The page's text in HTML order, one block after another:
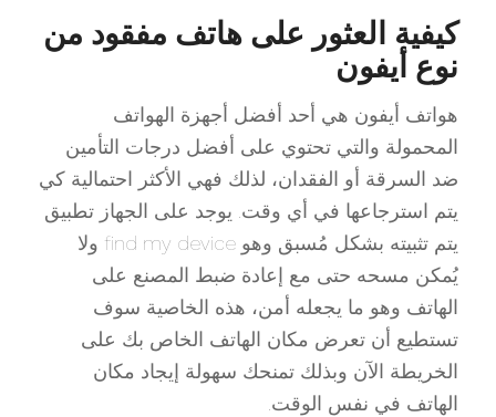
كيفية العثور على هاتف مفقود من
نوع أيفون
هواتف أيفون هي أحد أفضل أجهزة الهواتف
المحمولة والتي تحتوي على أفضل درجات التأمين
ضد السرقة أو الفقدان، لذلك فهي الأكثر احتمالية كي
يتم استرجاعها في أي وقت. يوجد على الجهاز تطبيق
يتم تثبيته بشكل مُسبق وهو find my device ولا
يُمكن مسحه حتى مع إعادة ضبط المصنع على
الهاتف وهو ما يجعله أمن، هذه الخاصية سوف
تستطيع أن تعرض مكان الهاتف الخاص بك على
الخريطة الآن وبذلك تمنحك سهولة إيجاد مكان
الهاتف في نفس الوقت.